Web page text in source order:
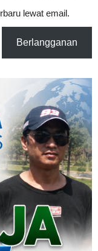
lewat email.
Berlangganan